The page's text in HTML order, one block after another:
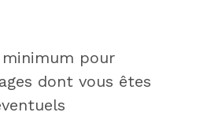
minimum pour
dont vous êtes